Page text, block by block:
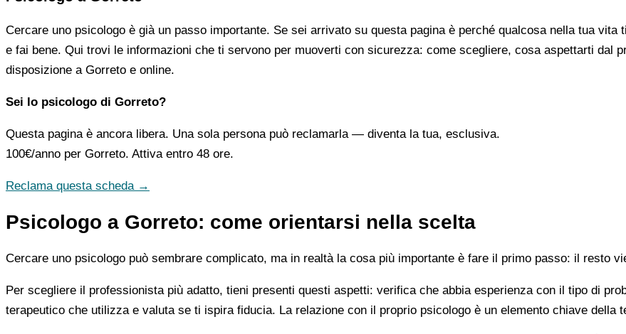
Cercare uno psicologo è già un passo importante. Se sei arrivato su questa pagina è perché qualcosa nella tua
e fai bene. Qui trovi le informazioni che ti servono per muoverti con sicurezza: come scegliere, cosa aspettarti dal
disposizione a Gorreto e online.
Sei lo psicologo di Gorreto?
Questa pagina è ancora libera. Una sola persona può reclamarla — diventa la tua, esclusiva.
100€/anno per Gorreto. Attiva entro 48 ore.
Reclama questa scheda →
Psicologo a Gorreto: come orientarsi nella scelta
Cercare uno psicologo può sembrare complicato, ma in realtà la cosa più importante è fare il primo passo: il resto
Per scegliere il professionista più adatto, tieni presenti questi aspetti: verifica che abbia esperienza con il tipo di
terapeutico che utilizza e valuta se ti ispira fiducia. La relazione con il proprio psicologo è un elemento chiave della